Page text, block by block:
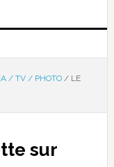
/ TV / PHOTO /LE
sur